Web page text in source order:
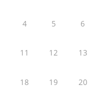
4 5 6
11 12 13
18 19 20